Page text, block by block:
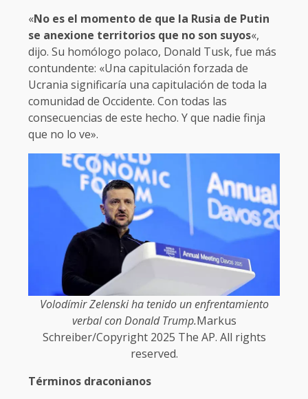
«No es el momento de que la Rusia de Putin
se anexione territorios que no son suyos«,
dijo. Su homólogo polaco, Donald Tusk, fue más
contundente: «Una capitulación forzada de
Ucrania significaría una capitulación de toda la
comunidad de Occidente. Con todas las
consecuencias de este hecho. Y que nadie finja
que no lo ve».
Volodímir Zelenski ha tenido un enfrentamiento
verbal con Donald Trump.Markus
Schreiber/Copyright 2025 The AP. All rights
reserved.
Términos draconianos